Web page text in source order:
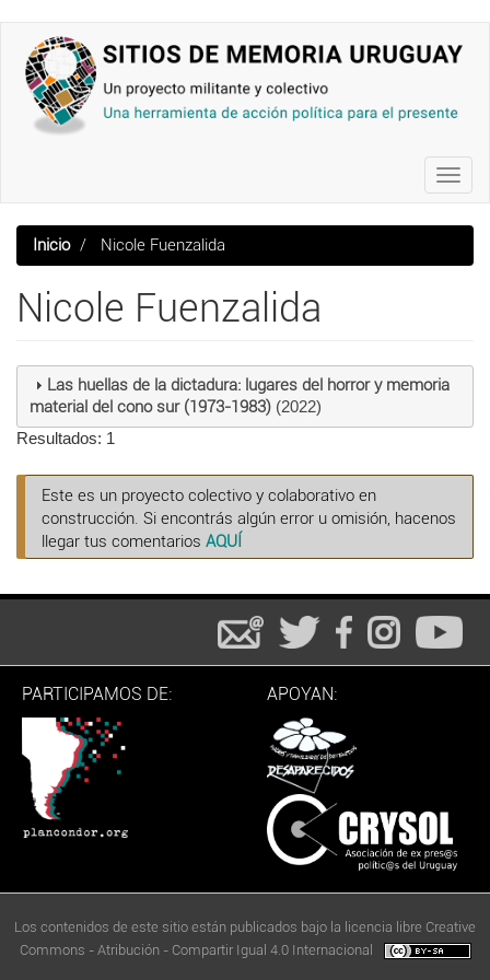
contenido
principal
Inicio Nicole Fuenzalida
Nicole Fuenzalida
Las huellas de la dictadura: lugares del horror y memoria
material del cono sur (1973-1983)(2022)
Resultados: 1
Este es un proyecto colectivo y colaborativo en
construcción. Si encontrás algún error u omisión, hacenos
llegar tus comentarios AQUÍ
PARTICIPAMOS DE: APOYAN:
Los contenidos de este sitio están publicados bajo la licencia libre Creative
Commons - Atribución - Compartir Igual 4.0 Internacional